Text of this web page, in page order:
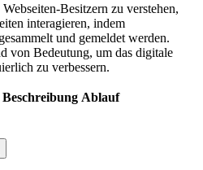
Besitzern zu verstehen,
interagieren, indem
und gemeldet werden.
von Bedeutung, um das digitale
zu verbessern.
Beschreibung Ablauf